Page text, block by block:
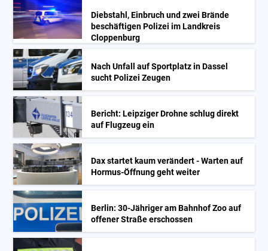
Diebstahl, Einbruch und zwei Brände
beschäftigen Polizei im Landkreis
Cloppenburg
Nach Unfall auf Sportplatz in Dassel
sucht Polizei Zeugen
Bericht: Leipziger Drohne schlug direkt
auf Flugzeug ein
Dax startet kaum verändert - Warten auf
Hormus-Öffnung geht weiter
Berlin: 30-Jähriger am Bahnhof Zoo auf
offener Straße erschossen